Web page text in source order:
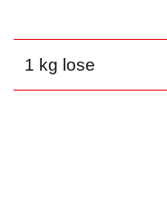
1 kg lose